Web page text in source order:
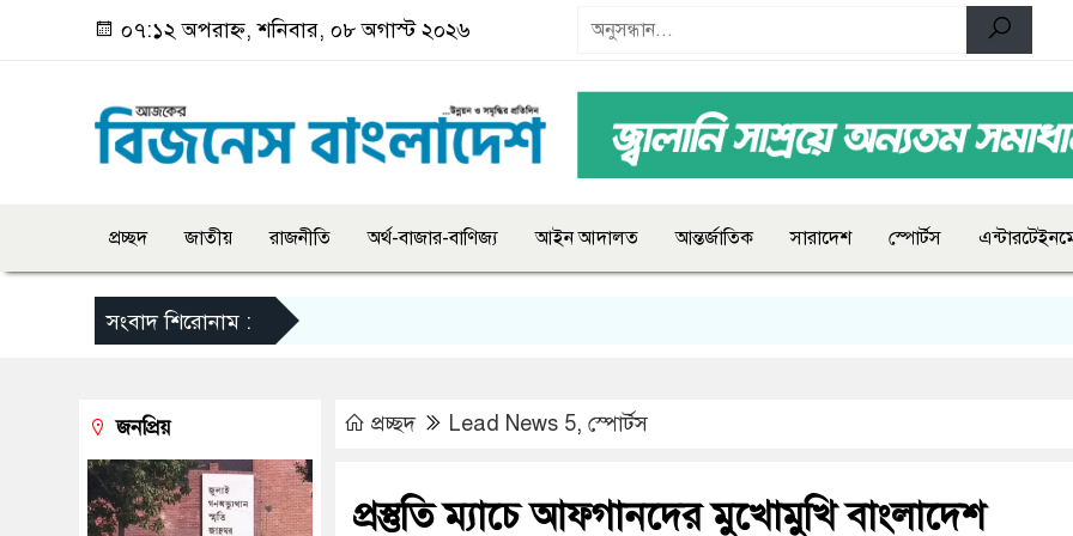
০৭:১২ অপরাহ্ন, শনিবার, ০৮ অগাস্ট ২০২৬
প্রচ্ছদ জাতীয় রাজনীতি অর্থ-বাজার-বাণিজ্য আইন আদালত আন্তর্জাতিক সারাদেশ স্পোর্টস
সংবাদ শিরোনাম :
প্রচ্ছদ Lead News 5, স্পোর্টস
প্রস্তুতি ম্যাচে আফগানদের মুখোমুখি বাংলাদেশ
জনপ্রিয়